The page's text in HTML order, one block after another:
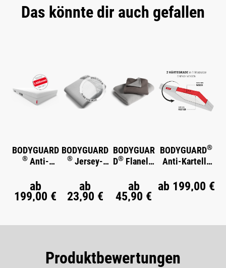
Das könnte dir auch gefallen
BODYGUARD
®Anti-
Matratze
ab
199,00 €
BODYGUARD
® Jersey-
ken
ab
23,90 €
BODYGUAR
D® Flanell-
ab
45,90 €
BODYGUARD®
Anti-Kartell-
Weich
ab 199,00 €
Produktbewertungen